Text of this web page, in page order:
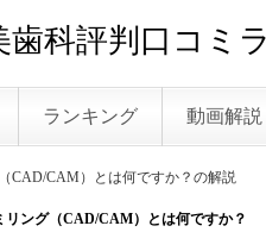
歯科評判口コミ
ランキング 動画解説
CAD/CAM）とは何ですか？の解説
リング（CAD/CAM）とは何ですか？